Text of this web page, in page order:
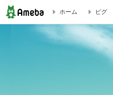
CELINEブーツで雨の日コー
ホーム ピグ